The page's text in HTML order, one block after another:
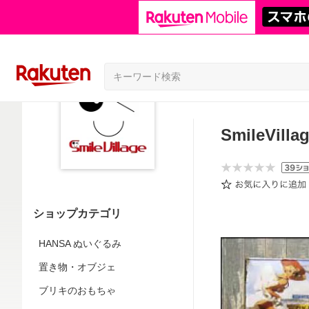
ショップカテゴリ
HANSA ぬいぐるみ
置き物・オブジェ
ブリキのおもちゃ